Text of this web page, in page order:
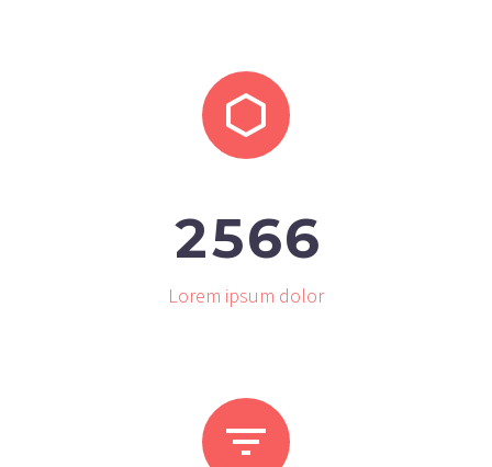


2566
Lorem ipsum dolor

